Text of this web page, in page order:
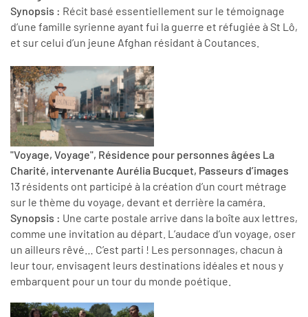
Synopsis : Récit basé essentiellement sur le témoignage
d’une famille syrienne ayant fui la guerre et réfugiée à St Lô,
et sur celui d’un jeune Afghan résidant à Coutances.
"Voyage, Voyage", Résidence pour personnes âgées La
Charité, intervenante Aurélia Bucquet, Passeurs d’images
13 résidents ont participé à la création d’un court métrage
sur le thème du voyage, devant et derrière la caméra.
Synopsis : Une carte postale arrive dans la boîte aux lettres,
comme une invitation au départ. L’audace d’un voyage, oser
un ailleurs rêvé… C’est parti ! Les personnages, chacun à
leur tour, envisagent leurs destinations idéales et nous y
embarquent pour un tour du monde poétique.